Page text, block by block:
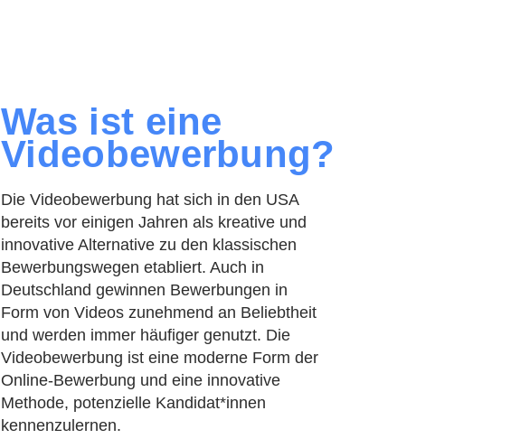
Was ist eine
Videobewerbung?
Die Videobewerbung hat sich in den USA
bereits vor einigen Jahren als kreative und
innovative Alternative zu den klassischen
Bewerbungswegen etabliert. Auch in
Deutschland gewinnen Bewerbungen in
Form von Videos zunehmend an Beliebtheit
und werden immer häufiger genutzt. Die
Videobewerbung ist eine moderne Form der
Online-Bewerbung und eine innovative
Methode, potenzielle Kandidat*innen
kennenzulernen.